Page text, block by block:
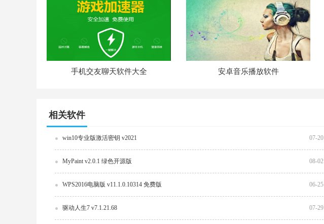
手机交友聊天软件大全 安卓音乐播放软件
相关软件
win10专业版激活密钥 v2021 07-20
MyPaint v2.0.1 绿色开源版 08-02
WPS2016电脑版 v11.1.0.10314 免费版 06-25
驱动人生7 v7.1.21.68 07-29